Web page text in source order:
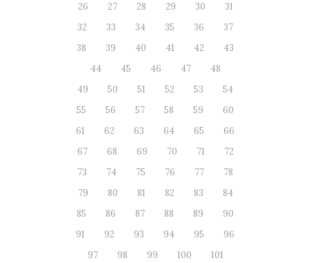
26 27 28 29 30
31
32
33 34 35 36
37
38
39 40 41 42
43
44
45 46 47
48
49
50 51 52 53
54
55
56 57 58 59
60
61
62 63 64 65
66
67
68 69 70 71
72
73
74 75 76 77
78
79
80 81 82 83
84
85
86 87 88 89
90
91
92 93 94 95
96
97
98 99 100
101